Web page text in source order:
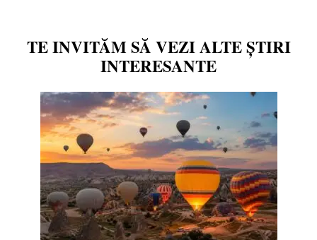
TE INVITĂM SĂ VEZI ALTE ȘTIRI
INTERESANTE